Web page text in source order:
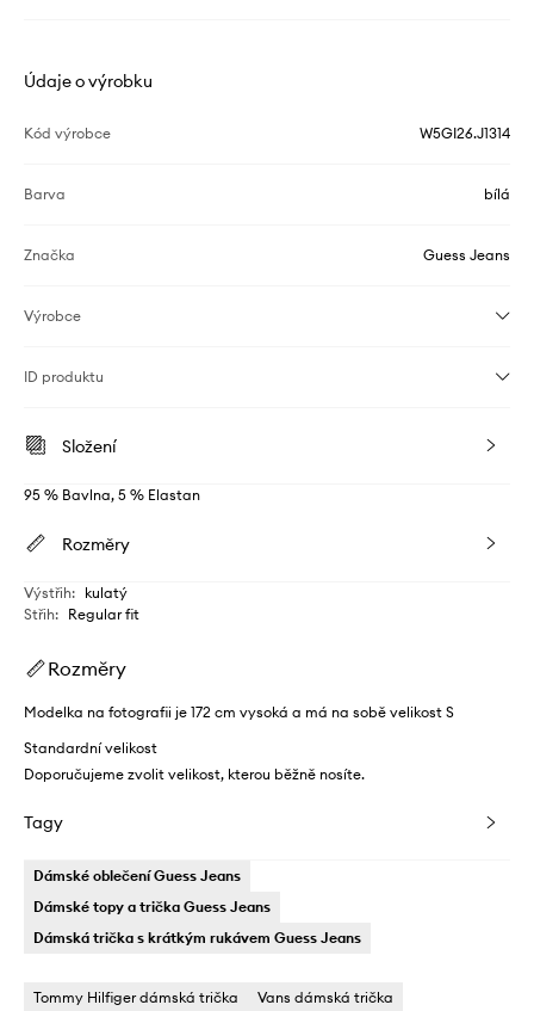
Údaje o výrobku
Kód výrobce W5GI26.J1314
Barva bílá
Značka Guess Jeans
Výrobce
ID produktu
Složení
95 % Bavlna, 5 % Elastan
Rozměry
Výstřih: kulatý
Střih: Regular fit
Rozměry
Modelka na fotografii je 172 cm vysoká a má na sobě velikost S
Standardní velikost
Doporučujeme zvolit velikost, kterou běžně nosíte.
Tagy
Dámské oblečení Guess Jeans
Dámské topy a trička Guess Jeans
Dámská trička s krátkým rukávem Guess Jeans
Tommy Hilfiger dámská trička Vans dámská trička